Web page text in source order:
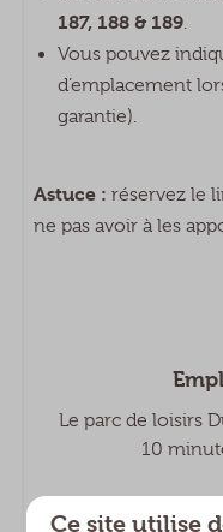
187, 188 & 189.
Vous pouvez
d’emplacement
garantie).
Astuce : réservez le
ne pas avoir à les
Le parc de loisirs
10
Ce site utilise